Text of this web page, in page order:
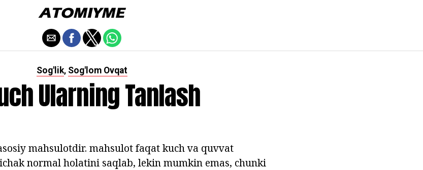
Sog'lik, Sog'lom Ovqat
Ularning Tanlash
mahsulotdir. mahsulot faqat kuch va quvvat
normal holatini saqlab, lekin mumkin emas, chunki